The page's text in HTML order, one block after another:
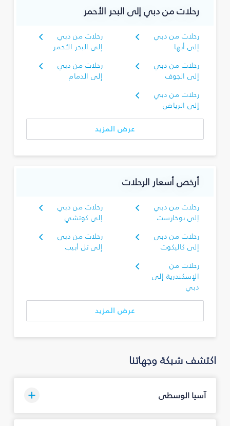
رحلات من دبي إلى البحر الأحمر
رحلات من دبي
إلى أبها
رحلات من دبي
إلى البحر الأحمر
رحلات من دبي
إلى الجوف
رحلات من دبي
إلى الدمام
رحلات من دبي
إلى الرياض
عرض المزيد
أرخص أسعار الرحلات
رحلات من دبي
إلى بوخارست
رحلات من دبي
إلى كوتشي
رحلات من دبي
إلى كاليكوت
رحلات من دبي
إلى تل أبيب
رحلات من
الإسكندرية إلى
دبي
عرض المزيد
اكتشف شبكة وجهاتنا
آسيا الوسطى